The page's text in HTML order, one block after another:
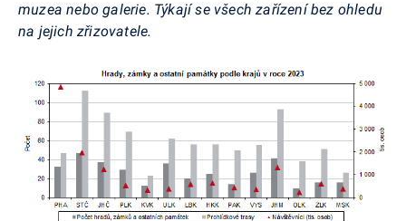
muzea nebo galerie. Týkají se všech zařízení bez ohledu
na jejich zřizovatele.